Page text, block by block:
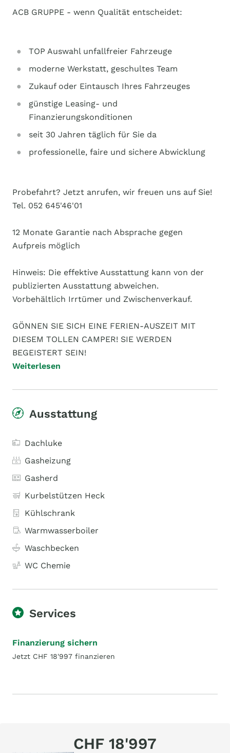
ACB GRUPPE - wenn Qualität entscheidet:
TOP Auswahl unfallfreier Fahrzeuge
moderne Werkstatt, geschultes Team
Zukauf oder Eintausch Ihres Fahrzeuges
günstige Leasing- und
Finanzierungskonditionen
seit 30 Jahren täglich für Sie da
professionelle, faire und sichere Abwicklung
Probefahrt? Jetzt anrufen, wir freuen uns auf Sie!
Tel. 052 645'46'01
12 Monate Garantie nach Absprache gegen
Aufpreis möglich
Hinweis: Die effektive Ausstattung kann von der
publizierten Ausstattung abweichen.
Vorbehältlich Irrtümer und Zwischenverkauf.
GÖNNEN SIE SICH EINE FERIEN-AUSZEIT MIT
DIESEM TOLLEN CAMPER! SIE WERDEN
BEGEISTERT SEIN!
Weiterlesen
Ausstattung
Dachluke
Gasheizung
Gasherd
Kurbelstützen Heck
Kühlschrank
Warmwasserboiler
Waschbecken
WC Chemie
Services
Finanzierung sichern
Jetzt CHF 18'997 finanzieren
CHF 18'997